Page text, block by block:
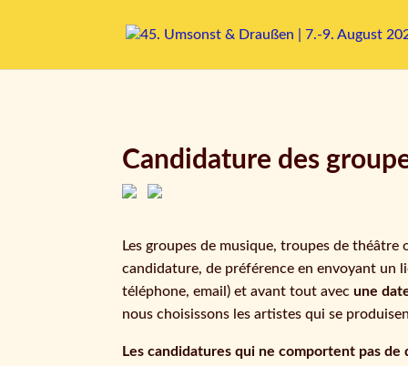
Candidature des
Les groupes de musique, troupes de
candidature, de préférence en envoyant un
téléphone, email) et avant tout avecune
nous choisissons les artistes qui se
Les candidatures qui ne comportent pas